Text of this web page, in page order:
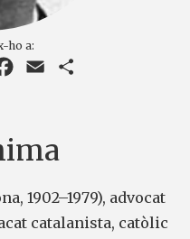
ho a:
Facebook
Email
1902–1979), advocat
catalanista, catòlic